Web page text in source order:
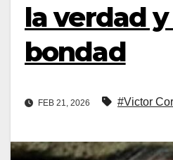
la verdad y
bondad
FEB 21, 2026 #Victor